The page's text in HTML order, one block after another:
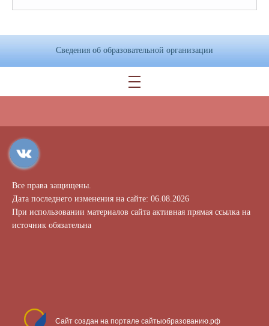
Сведения об образовательной организации
Все права защищены.
Дата последнего изменения на сайте: 06.08.2026
При использовании материалов сайта активная прямая ссылка на
источник обязательна
Сайт создан на портале сайтыобразованию.рф